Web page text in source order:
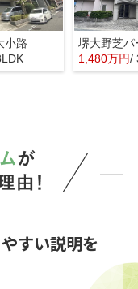
小路
1,480万円/
すい説明を